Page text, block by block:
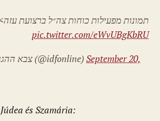
תמונות מפעילות כוחות צה״ל ברצועת
pic.twitter.com/eWvUBgKbRU
— צבא ההגנה לישראל (@idfonline)September 20,
és Szamária: